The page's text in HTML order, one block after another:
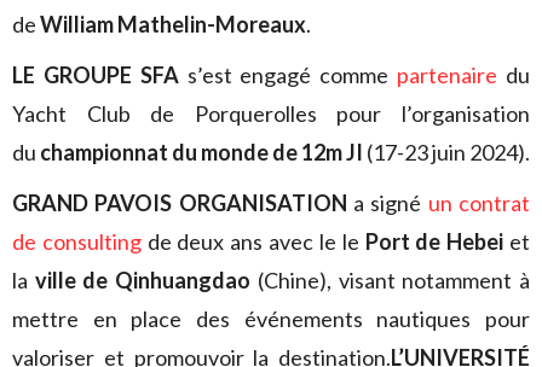
deWilliam Mathelin-Moreaux.
LE GROUPE SFAs’est engagé comme partenaire du
Yacht Club de Porquerolles pour l’organisation
du championnat du monde de 12m JI (17-23 juin 2024).
GRAND PAVOIS ORGANISATION a signé un contrat
de consultingde deux ans avec le le Port de Hebei et
la ville de Qinhuangdao (Chine), visant notamment à
mettre en place des événements nautiques pour
valoriser et promouvoir la destination.L’UNIVERSITÉ